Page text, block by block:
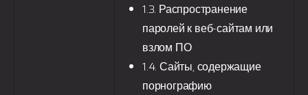
1.3. Распространение
паролей к веб-сайтам или
взлом ПО
1.4. Сайты, содержащие
порнографию